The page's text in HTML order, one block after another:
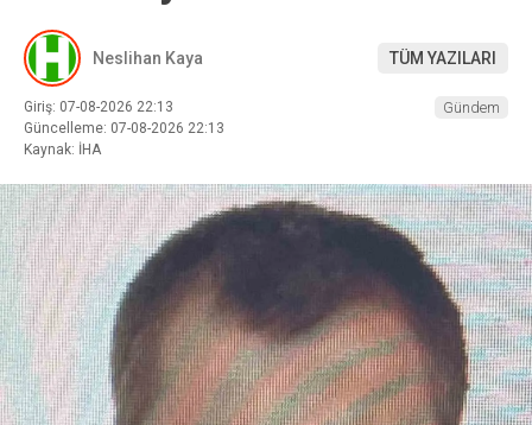
Neslihan Kaya TÜM YAZILARI
Giriş: 07-08-2026 22:13
Güncelleme: 07-08-2026 22:13
Kaynak: İHA
Gündem